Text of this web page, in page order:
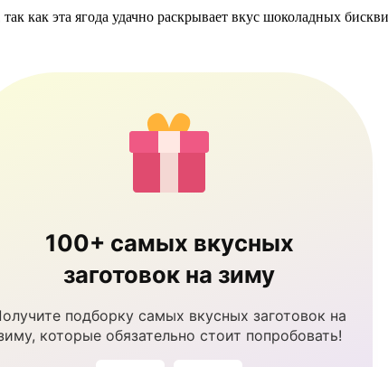
как эта ягода удачно раскрывает вкус шоколадных
100+ самых вкусных
заготовок на зиму
подборку самых вкусных заготовок на
которые обязательно стоит попробовать!